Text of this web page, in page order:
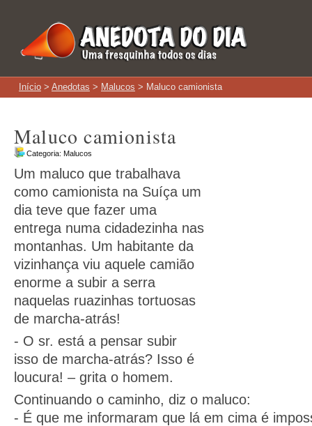
Início > Anedotas > Malucos > Maluco camionista
Maluco camionista
Categoria: Malucos
Um maluco que trabalhava
como camionista na Suíça um
dia teve que fazer uma
entrega numa cidadezinha nas
montanhas. Um habitante da
vizinhança viu aquele camião
enorme a subir a serra
naquelas ruazinhas tortuosas
de marcha-atrás!
- O sr. está a pensar subir
isso de marcha-atrás? Isso é
loucura! – grita o homem.
Continuando o caminho, diz o maluco:
- É que me informaram que lá em cima é